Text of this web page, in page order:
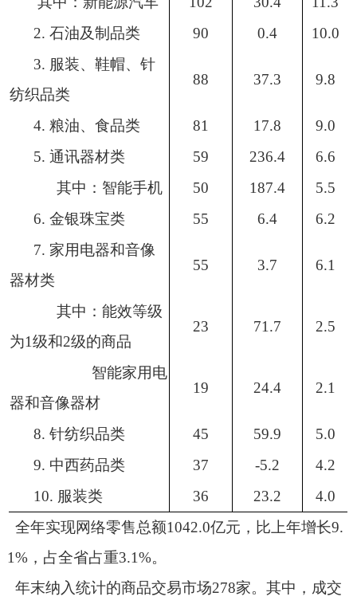
2. 石油及制品类 90 0.4
10.0
3. 服装、鞋帽、针
纺织品类
88 37.3 9.8
4. 粮油、食品类 81 17.8
9.0
5. 通讯器材类 59 236.4
6.6
其中：智能手机
50 187.4
5.5
6. 金银珠宝类 55 6.4
6.2
7. 家用电器和音像
器材类
55 3.7 6.1
其中：能效等级
为1级和2级的商品
23 71.7 2.5
智能家用电
器和音像器材
19 24.4 2.1
8. 针纺织品类 45 59.9
5.0
9. 中西药品类 37 -5.2
4.2
10. 服装类 36 23.2
4.0
全年实现网络零售总额1042.0亿元，比上年增长9.
1%，占全省占重3.1%。
年末纳入统计的商品交易市场278家。其中，成交